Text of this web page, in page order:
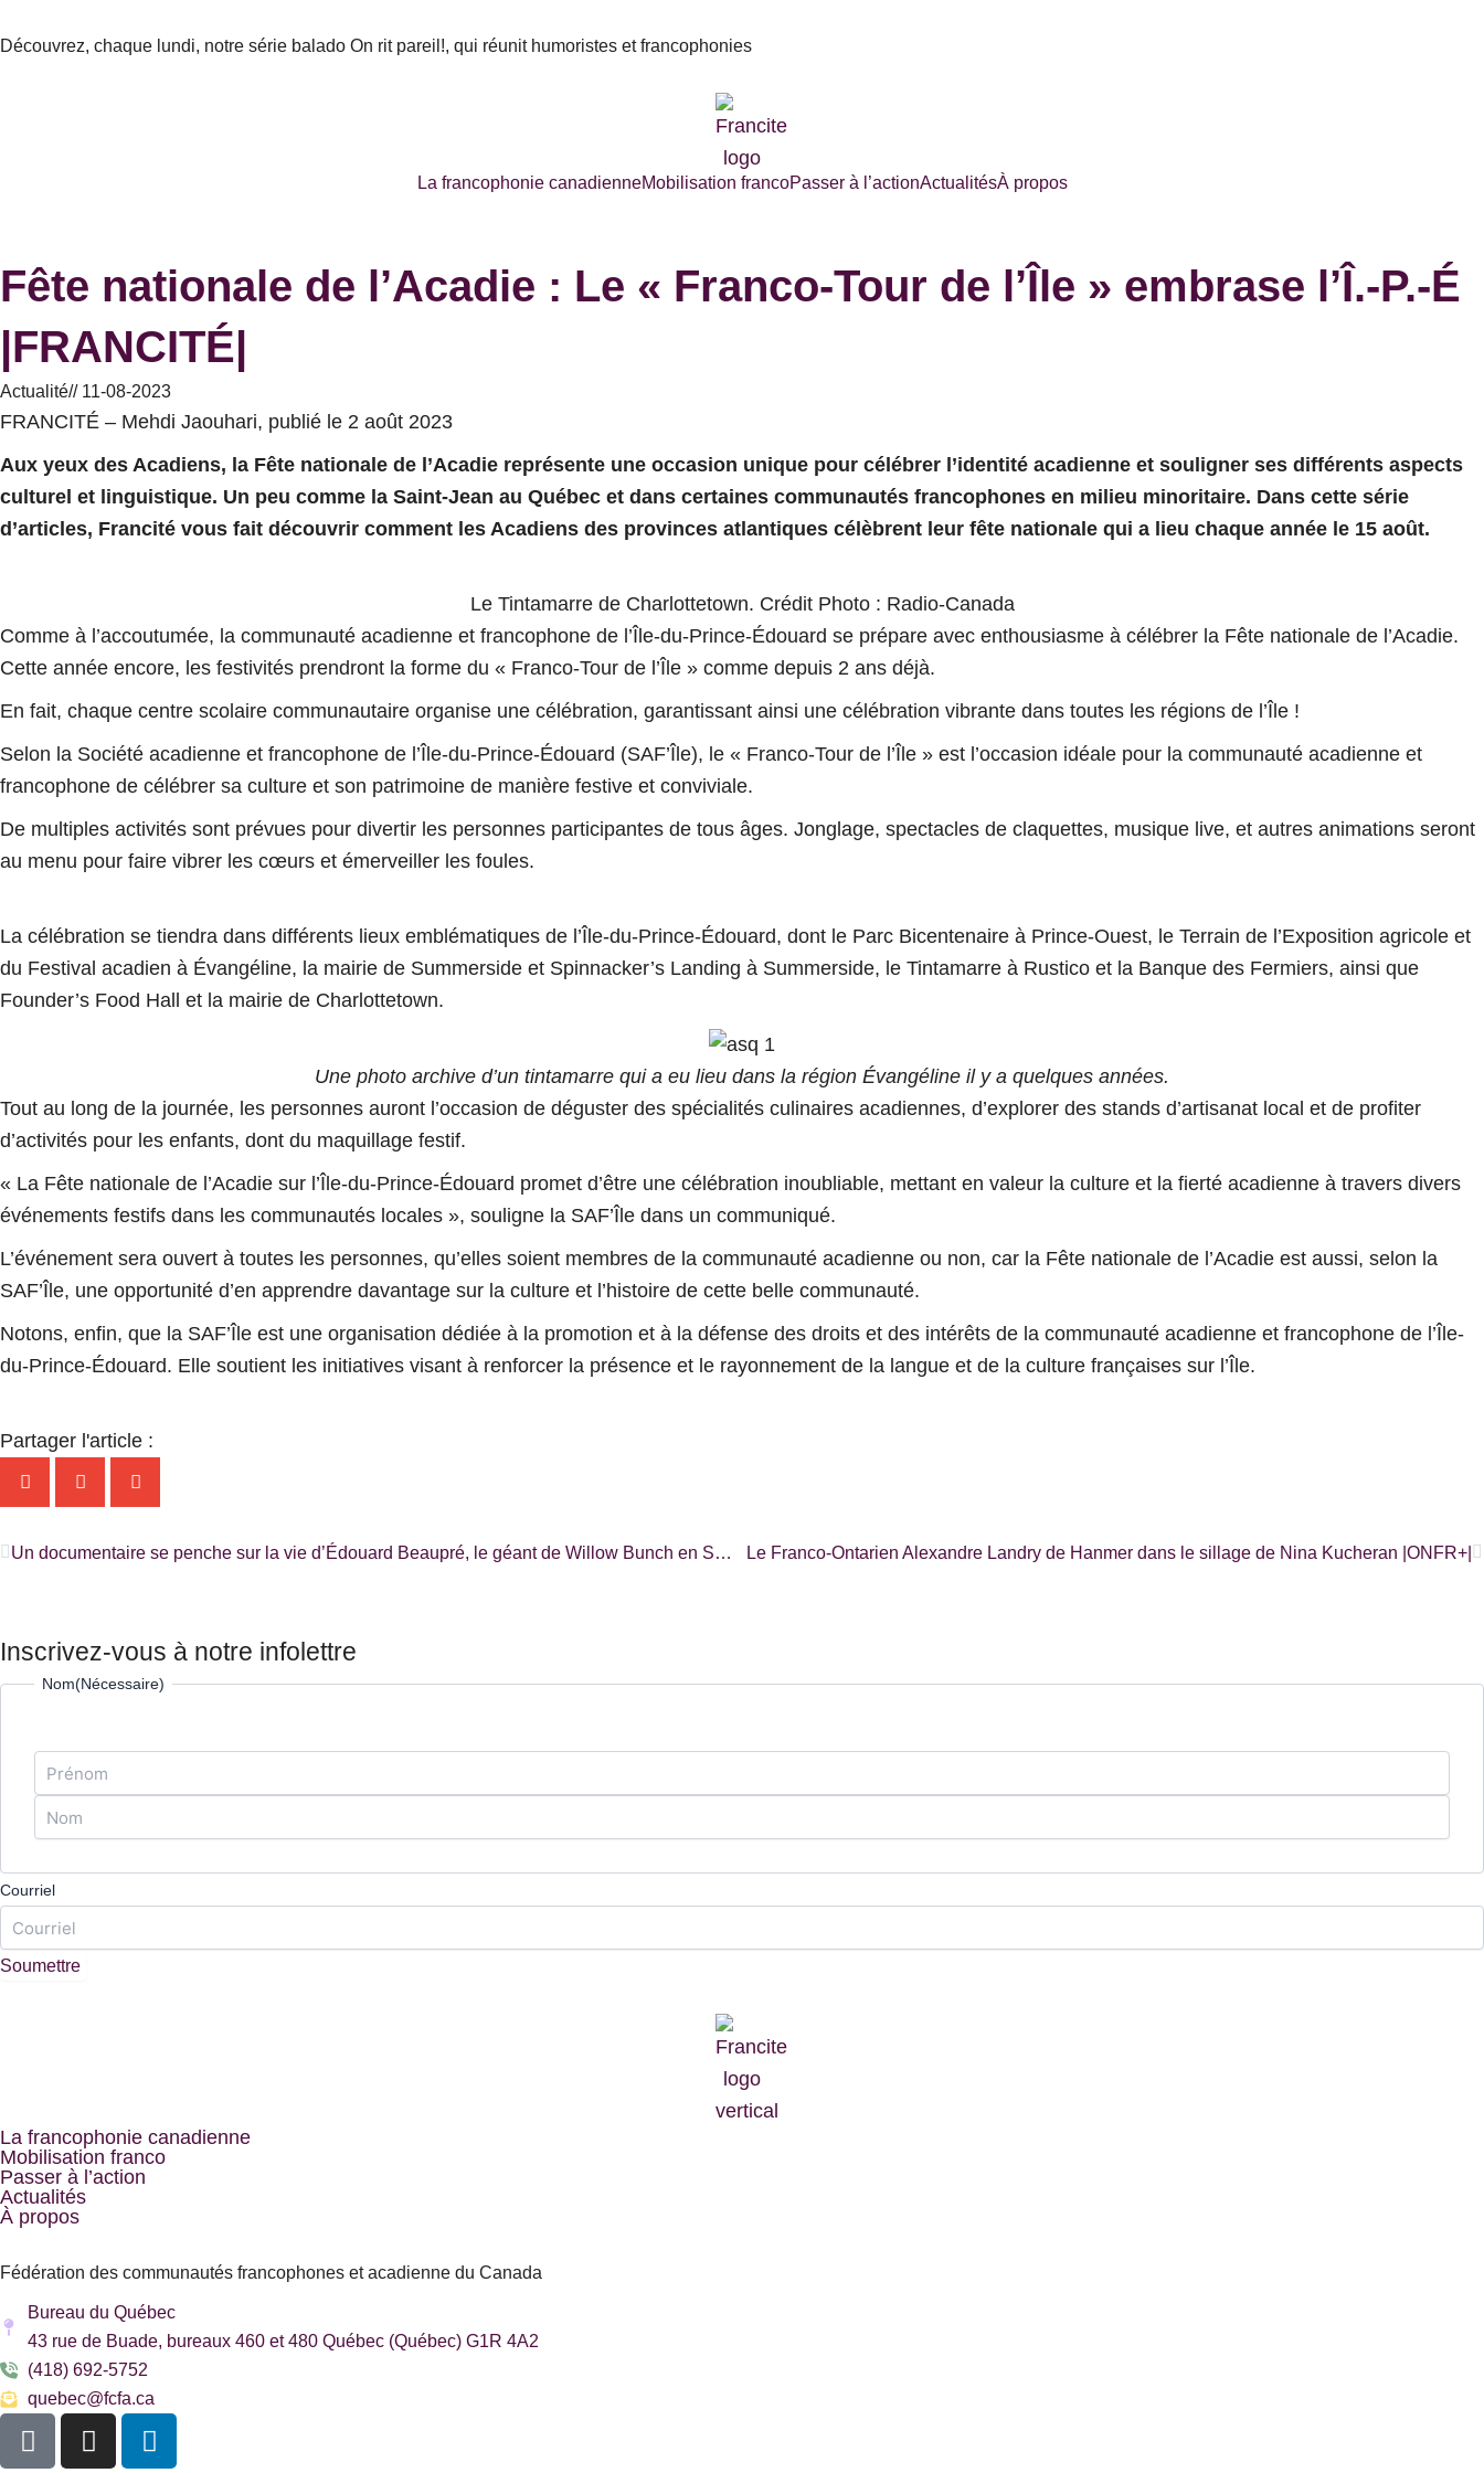
au
Découvrez, chaque lundi, notre série balado On rit pareil!, qui réunit humoristes et francophonies
La francophonie canadienneMobilisation francoPasser à l’actionActualitésÀ propos
Fête nationale de l’Acadie : Le « Franco-Tour de l’Île » embrase l’Î.-P.-É
|FRANCITÉ|
Actualité// 11-08-2023
FRANCITÉ – Mehdi Jaouhari, publié le 2 août 2023
Aux yeux des Acadiens, la Fête nationale de l’Acadie représente une occasion unique pour célébrer l’identité acadienne et souligner ses différents aspects
culturel et linguistique. Un peu comme la Saint-Jean au Québec et dans certaines communautés francophones en milieu minoritaire. Dans cette série
d’articles, Francité vous fait découvrir comment les Acadiens des provinces atlantiques célèbrent leur fête nationale qui a lieu chaque année le 15 août.
Le Tintamarre de Charlottetown. Crédit Photo : Radio-Canada
Comme à l’accoutumée, la communauté acadienne et francophone de l’Île-du-Prince-Édouard se prépare avec enthousiasme à célébrer la Fête nationale de l’Acadie.
Cette année encore, les festivités prendront la forme du « Franco-Tour de l’Île » comme depuis 2 ans déjà.
En fait, chaque centre scolaire communautaire organise une célébration, garantissant ainsi une célébration vibrante dans toutes les régions de l’Île !
Selon la Société acadienne et francophone de l’Île-du-Prince-Édouard (SAF’Île), le « Franco-Tour de l’Île » est l’occasion idéale pour la communauté acadienne et
francophone de célébrer sa culture et son patrimoine de manière festive et conviviale.
De multiples activités sont prévues pour divertir les personnes participantes de tous âges. Jonglage, spectacles de claquettes, musique live, et autres animations seront
au menu pour faire vibrer les cœurs et émerveiller les foules.
La célébration se tiendra dans différents lieux emblématiques de l’Île-du-Prince-Édouard, dont le Parc Bicentenaire à Prince-Ouest, le Terrain de l’Exposition agricole et
du Festival acadien à Évangéline, la mairie de Summerside et Spinnacker’s Landing à Summerside, le Tintamarre à Rustico et la Banque des Fermiers, ainsi que
Founder’s Food Hall et la mairie de Charlottetown.
Une photo archive d’un tintamarre qui a eu lieu dans la région Évangéline il y a quelques années.
Tout au long de la journée, les personnes auront l’occasion de déguster des spécialités culinaires acadiennes, d’explorer des stands d’artisanat local et de profiter
d’activités pour les enfants, dont du maquillage festif.
« La Fête nationale de l’Acadie sur l’Île-du-Prince-Édouard promet d’être une célébration inoubliable, mettant en valeur la culture et la fierté acadienne à travers divers
événements festifs dans les communautés locales », souligne la SAF’Île dans un communiqué.
L’événement sera ouvert à toutes les personnes, qu’elles soient membres de la communauté acadienne ou non, car la Fête nationale de l’Acadie est aussi, selon la
SAF’Île, une opportunité d’en apprendre davantage sur la culture et l’histoire de cette belle communauté.
Notons, enfin, que la SAF’Île est une organisation dédiée à la promotion et à la défense des droits et des intérêts de la communauté acadienne et francophone de l’Île-
du-Prince-Édouard. Elle soutient les initiatives visant à renforcer la présence et le rayonnement de la langue et de la culture françaises sur l’Île.
Partager l'article :
Précédent Un documentaire se penche sur la vie d’Édouard Beaupré, le géant de Willow Bunch en Saskatchewan |RADIO-CANADA| Le Franco-Ontarien Alexandre Landry de Hanmer dans le sillage de Nina Kucheran |ONFR+|
Inscrivez-vous à notre infolettre
Nom(Nécessaire)
Prénom
Nom
Courriel
Soumettre
La francophonie canadienne
Mobilisation franco
Passer à l’action
Actualités
À propos
Fédération des communautés francophones et acadienne du Canada
Bureau du Québec
43 rue de Buade, bureaux 460 et 480 Québec (Québec) G1R 4A2
(418) 692-5752
quebec@fcfa.ca
F
a
I
n
L
i